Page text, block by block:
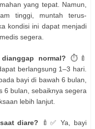
yang tepat. Namun,
tinggi, muntah terus-
kondisi ini dapat menjadi
segera.
normal? ⏱️🍼
berlangsung 1–3 hari.
bayi di bawah 6 bulan,
6 bulan, sebaiknya segera
lebih lanjut.
diare? 🍼✅ Ya, bayi